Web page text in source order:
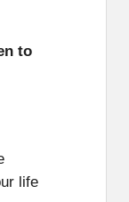
to
life